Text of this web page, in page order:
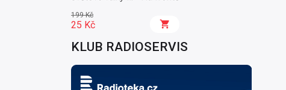
199 Kč
25 Kč
KLUB RADIOSERVIS